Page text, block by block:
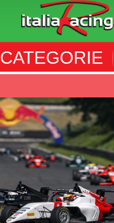
CATEGORIE